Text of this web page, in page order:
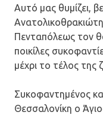
Αυτό μας θυμίζει,
Πενταπόλεως τον
ποικίλες
μέχρι το τέλος της
Συκοφαντημένος
Θεσσαλονίκη ο